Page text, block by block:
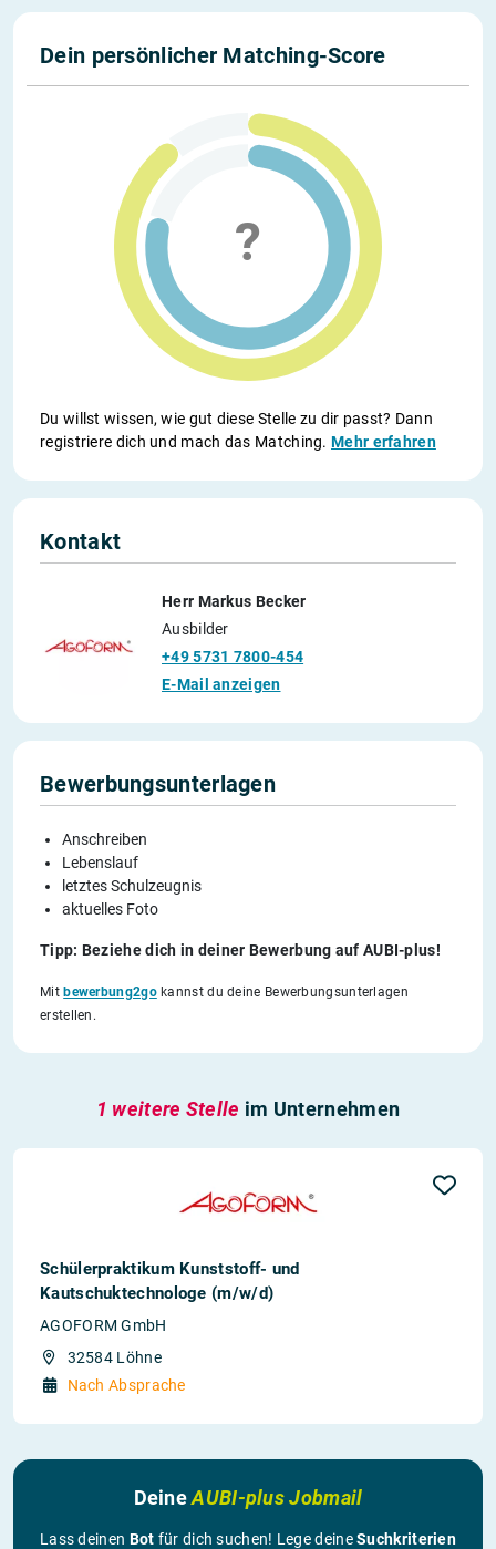
Dein persönlicher Matching-Score
Du willst wissen, wie gut diese Stelle zu dir passt? Dann
registriere dich und mach das Matching.Mehr erfahren
Kontakt
Herr Markus Becker
Ausbilder
+49 5731 7800-454
E-Mail anzeigen
Bewerbungsunterlagen
Anschreiben
Lebenslauf
letztes Schulzeugnis
aktuelles Foto
Tipp: Beziehe dich in deiner Bewerbung auf AUBI-plus!
Mitbewerbung2gokannst du deine Bewerbungsunterlagen
erstellen.
1 weitere Stelle im Unternehmen
Schülerpraktikum Kunststoff- und
Kautschuktechnologe (m/w/d)
AGOFORM GmbH
32584 Löhne
Nach Absprache
DeineAUBI-plus Jobmail
Lass deinen Bot für dich suchen! Lege deineSuchkriterien